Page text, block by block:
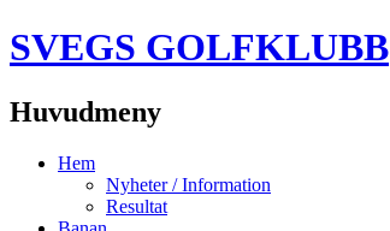
SVEGS GOLFKLUBB
Huvudmeny
HoppaHem
Nyheter / Information
Resultat